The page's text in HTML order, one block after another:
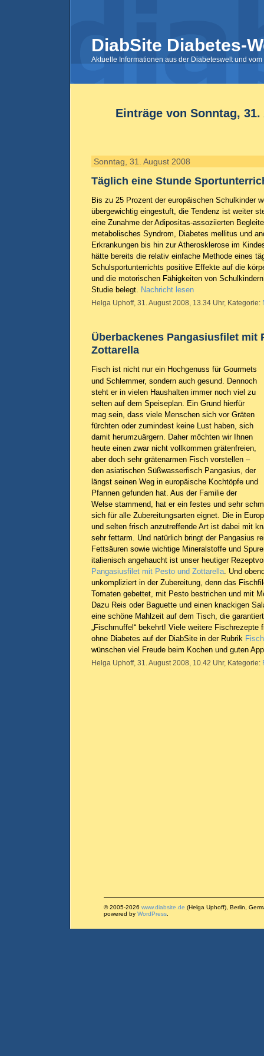
DiabSite Diabetes-
Aktuelle Informationen aus der Diabeteswelt und
Einträge von Sonntag, 31.
Sonntag, 31. August 2008
Täglich eine Stunde
Bis zu 25 Prozent der europäischen Schulkinder
übergewichtig eingestuft, die Tendenz ist weiter
eine Zunahme der Adipositas-assoziierten
metabolisches Syndrom, Diabetes mellitus und
Erkrankungen bis hin zur Atherosklerose im
hätte bereits die relativ einfache Methode eines
Schulsportunterrichts positive Effekte auf die
und die motorischen Fähigkeiten von
Studie belegt. Nachricht lesen
Helga Uphoff, 31. August 2008, 13.34 Uhr, Kategorie:
Überbackenes Pangasiusfilet mit
Zottarella
Fisch ist nicht nur ein Hochgenuss für Gourmets
und Schlemmer, sondern auch gesund. Dennoch
steht er in vielen Haushalten immer noch viel zu
selten auf dem Speiseplan. Ein Grund hierfür
mag sein, dass viele Menschen sich vor Gräten
fürchten oder zumindest keine Lust haben, sich
damit herumzuärgern. Daher möchten wir Ihnen
heute einen zwar nicht vollkommen grätenfreien,
aber doch sehr grätenarmen Fisch vorstellen –
den asiatischen Süßwasserfisch Pangasius, der
längst seinen Weg in europäische Kochtöpfe und
Pfannen gefunden hat. Aus der Familie der
Welse stammend, hat er ein festes und sehr
sich für alle Zubereitungsarten eignet. Die in
und selten frisch anzutreffende Art ist dabei mit
sehr fettarm. Und natürlich bringt der Pangasius
Fettsäuren sowie wichtige Mineralstoffe und
italienisch angehaucht ist unser heutiger
Pangasiusfilet mit Pesto und Zottarella. Und
unkompliziert in der Zubereitung, denn das
Tomaten gebettet, mit Pesto bestrichen und mit
Dazu Reis oder Baguette und einen knackigen
eine schöne Mahlzeit auf dem Tisch, die
„Fischmuffel“ bekehrt! Viele weitere Fischrezepte
ohne Diabetes auf der DiabSite in der Rubrik
wünschen viel Freude beim Kochen und guten
Helga Uphoff, 31. August 2008, 10.42 Uhr, Kategorie:
© 2005-2026 www.diabsite.de (Helga Uphoff), Berlin,
powered by WordPress.